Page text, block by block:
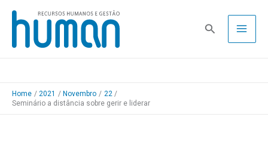
Skip
content
Pesquisa
Home 2021 Novembro
22
Seminário a distância sobre gerir e liderar